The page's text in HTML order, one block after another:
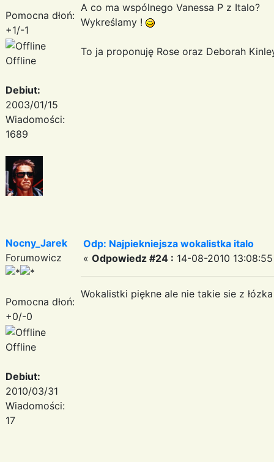
Pomocna dłoń:
+1/-1
Offline
Debiut:
2003/01/15
Wiadomości:
1689
A co ma wspólnego Vanessa P z Italo?
Wykreślamy !
To ja proponuję Rose oraz Deborah
Nocny_Jarek
Forumowicz
Pomocna dłoń:
+0/-0
Offline
Debiut:
2010/03/31
Wiadomości:
17
Odp: Najpiekniejsza wokalistka italo
« Odpowiedz #24 : 14-08-2010
Wokalistki piękne ale nie takie sie z